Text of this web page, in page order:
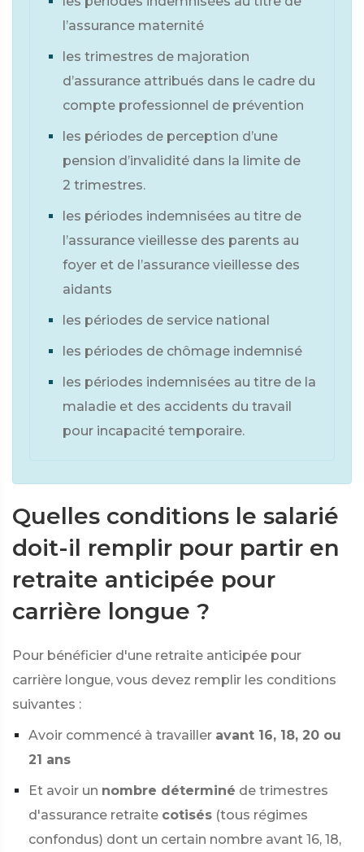
l’assurance maternité
les trimestres de majoration
d’assurance attribués dans le cadre du
compte professionnel de prévention
les périodes de perception d’une
pension d’invalidité dans la limite de
2 trimestres.
les périodes indemnisées au titre de
l’assurance vieillesse des parents au
foyer et de l’assurance vieillesse des
aidants
les périodes de service national
les périodes de chômage indemnisé
les périodes indemnisées au titre de la
maladie et des accidents du travail
pour incapacité temporaire.
Quelles conditions le salarié
doit-il remplir pour partir en
retraite anticipée pour
carrière longue ?
Pour bénéficier d'une retraite anticipée pour
carrière longue, vous devez remplir les conditions
suivantes :
Avoir commencé à travailler avant 16, 18, 20 ou
21 ans
Et avoir un nombre déterminé de trimestres
d'assurance retraite cotisés (tous régimes
confondus) dont un certain nombre avant 16, 18,